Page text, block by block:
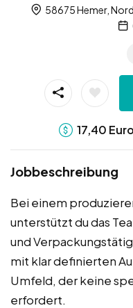
58675 Hemer,
17,40 Euro
Jobbeschreibung
Bei einem
unterstützt du das
und
mit klar definierten
Umfeld, der keine
erfordert.